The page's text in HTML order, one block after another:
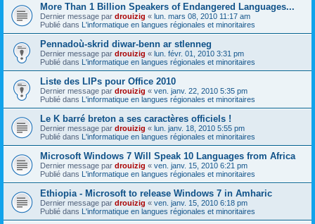
More Than 1 Billion Speakers of Endangered Languages...
Dernier message par drouizig « lun. mars 08, 2010 11:17 am
Publié dans L'informatique en langues régionales et minoritaires
Pennadoù-skrid diwar-benn ar stlenneg
Dernier message par drouizig « lun. févr. 01, 2010 3:31 pm
Publié dans L'informatique en langues régionales et minoritaires
Liste des LIPs pour Office 2010
Dernier message par drouizig « ven. janv. 22, 2010 5:35 pm
Publié dans L'informatique en langues régionales et minoritaires
Le K barré breton a ses caractères officiels !
Dernier message par drouizig « lun. janv. 18, 2010 5:55 pm
Publié dans L'informatique en langues régionales et minoritaires
Microsoft Windows 7 Will Speak 10 Languages from Africa
Dernier message par drouizig « ven. janv. 15, 2010 6:21 pm
Publié dans L'informatique en langues régionales et minoritaires
Ethiopia - Microsoft to release Windows 7 in Amharic
Dernier message par drouizig « ven. janv. 15, 2010 6:18 pm
Publié dans L'informatique en langues régionales et minoritaires